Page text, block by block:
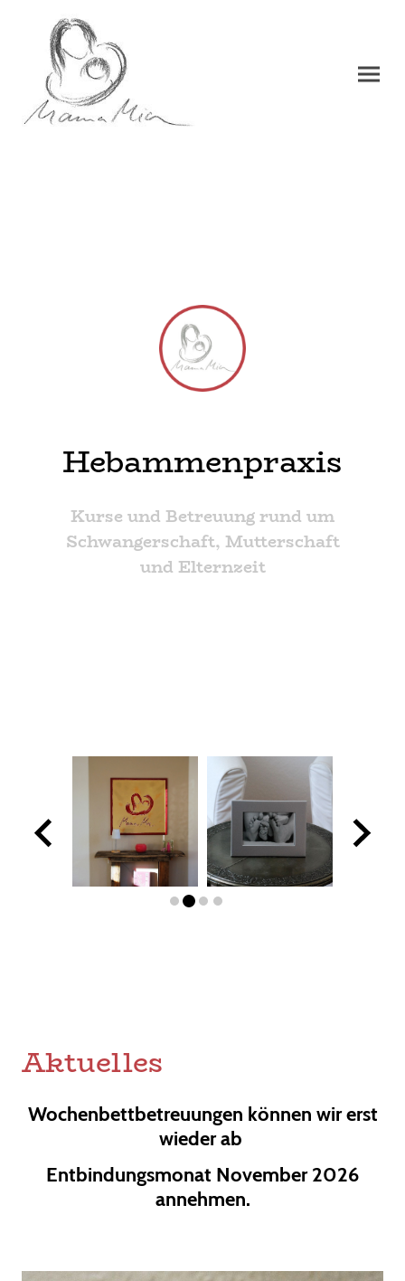
Hebammenpraxis
Kurse und Betreuung rund um
Schwangerschaft, Mutterschaft
und Elternzeit
Aktuelles
Wochenbettbetreuungen können wir erst
wieder ab
Entbindungsmonat November 2026
annehmen.